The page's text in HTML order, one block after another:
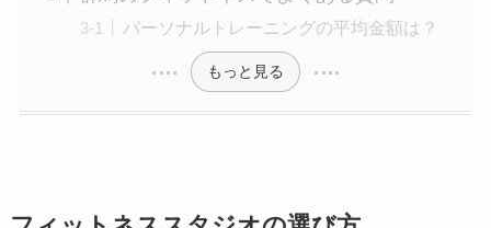
パーソナルトレーニングの平均金額は？
もっと見る